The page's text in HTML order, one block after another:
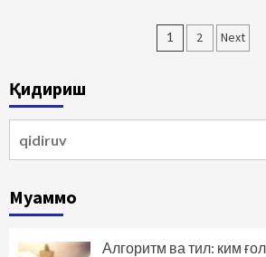
Maqolalar
1 2 Next
Қидириш
Муаммо
Алгоритм ва тил: ким